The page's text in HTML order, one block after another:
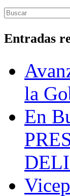
Entradas
la
En